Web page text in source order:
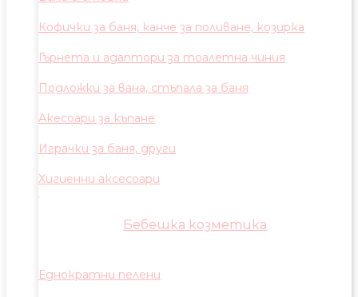
Кофички за баня, канче за поливане, козирка
Гърнета и адаптори за тоалетна чиния
Подложки за вана, стъпала за баня
Акесоари за къпане
Играчки за баня, други
Хигиенни аксесоари
Бебешка козметика
Еднократни пелени